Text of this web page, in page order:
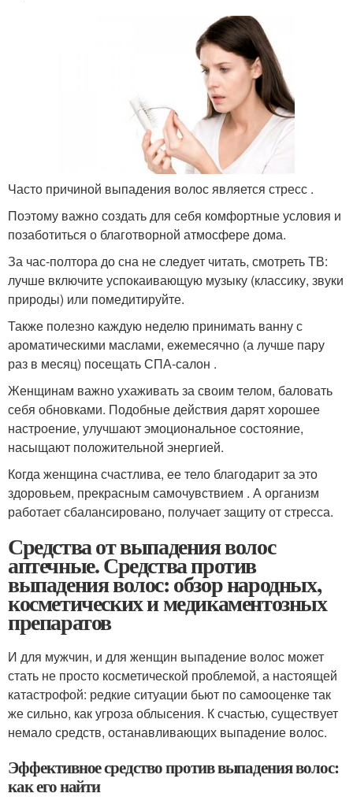
Часто причиной выпадения волос является стресс .
Поэтому важно создать для себя комфортные условия и
позаботиться о благотворной атмосфере дома.
За час-полтора до сна не следует читать, смотреть ТВ:
лучше включите успокаивающую музыку (классику, звуки
природы) или помедитируйте.
Также полезно каждую неделю принимать ванну с
ароматическими маслами, ежемесячно (а лучше пару
раз в месяц) посещать СПА-салон .
Женщинам важно ухаживать за своим телом, баловать
себя обновками. Подобные действия дарят хорошее
настроение, улучшают эмоциональное состояние,
насыщают положительной энергией.
Когда женщина счастлива, ее тело благодарит за это
здоровьем, прекрасным самочувствием . А организм
работает сбалансировано, получает защиту от стресса.
Средства от выпадения волос
аптечные. Средства против
выпадения волос: обзор народных,
косметических и медикаментозных
препаратов
И для мужчин, и для женщин выпадение волос может
стать не просто косметической проблемой, а настоящей
катастрофой: редкие ситуации бьют по самооценке так
же сильно, как угроза облысения. К счастью, существует
немало средств, останавливающих выпадение волос.
Эффективное средство против выпадения волос:
как его найти